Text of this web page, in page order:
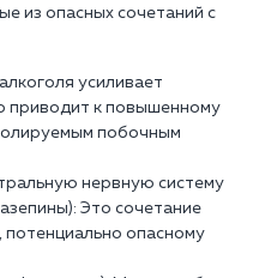
из опасных сочетаний с
усиливает
приводит к повышенному
побочным
нервную систему
Это сочетание
опасному